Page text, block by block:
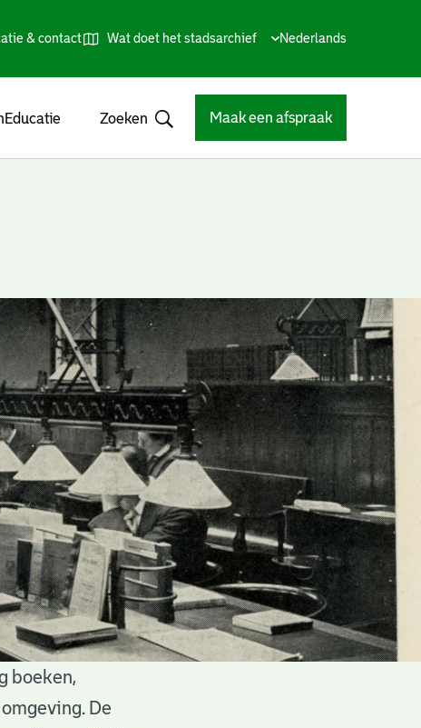
& contact Wat doet het stadsarchief
Huidige
Nederlands
Educatie Zoeken Maak een afspraak
boeken,
De